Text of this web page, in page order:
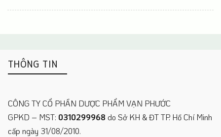
THÔNG TIN
CÔNG TY CỔ PHẦN DƯỢC PHẨM VẠN PHƯỚC
GPKD – MST: 0310299968 do Sở KH & ĐT TP. Hồ Chí Minh
cấp ngày 31/08/2010.